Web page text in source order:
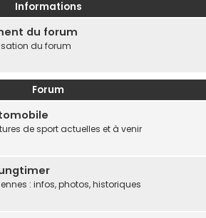
Informations
du forum
du forum
Forum
de sport actuelles et à venir
: infos, photos, historiques